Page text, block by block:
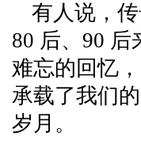
有人说，
80 后、90
难忘的回忆
承载了我们
岁月。